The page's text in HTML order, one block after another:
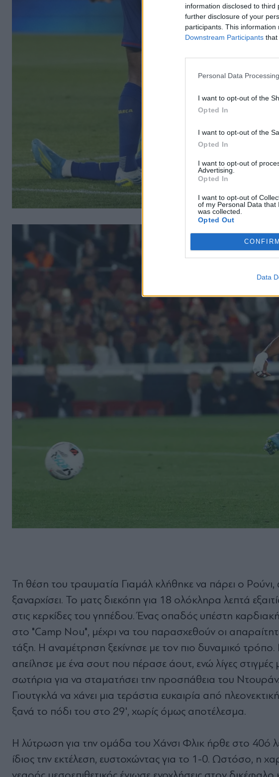
information disclosed to
further disclosure of your
participants. This
Downstream Participants that
Personal Data
I want to opt-out of the
Opted In
I want to opt-out of the
Opted In
I want to opt-out of
Advertising.
Opted In
I want to opt-out of
of my Personal Data that
was collected.
Opted Out
CONFIRM
Data
Τη θέση του τραυματία Γιαμάλ κλήθηκε να πάρει ο
ξαναρχίσει. Το ματς διεκόπη για 18 ολόκληρα λεπτά
στις κερκίδες του γηπέδου. Ένας οπαδός υπέστη
στο "Camp Nou", μέχρι να του παρασχεθούν οι
τάξη. Η αναμέτρηση ξεκίνησε με τον πιο δυναμικό
απείλησε με ένα σουτ που πέρασε άουτ, ενώ λίγες στιγμές
σωτήρια για να σταματήσει την προσπάθεια του
Γιουτγκλά να χάνει μια τεράστια ευκαιρία από
ξανά το πόδι του στο 29', χωρίς όμως αποτέλεσμα.
Η λύτρωση για την ομάδα του Χάνσι Φλικ ήρθε στο 40ό
ίδιος την εκτέλεση, ευστοχώντας για το 1-0. Ωστόσο, η